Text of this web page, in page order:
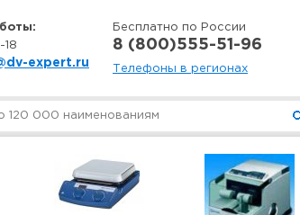
18
expert.ru
Бесплатно по России
8 (800)555-51-96
Телефоны в регионах